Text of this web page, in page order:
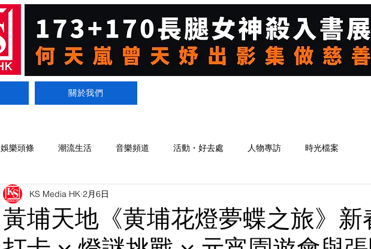
關於我們
娛樂頭條 潮流生活 音樂頻道 活動・好去處 人物專訪 時光檔案
黃埔天地《黄埔花燈夢蝶之旅》新
KS Media HK 2月6日